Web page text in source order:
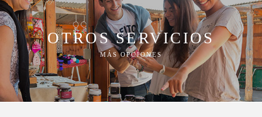
OTROS SERVICIOS
MÁS OPCIONES